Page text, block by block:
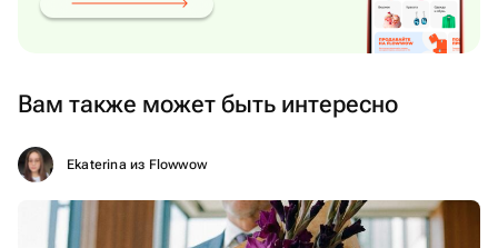
Вам также может быть интересно
Ekaterina из Flowwow